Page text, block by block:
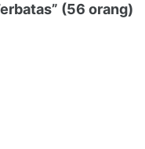
(56 orang)